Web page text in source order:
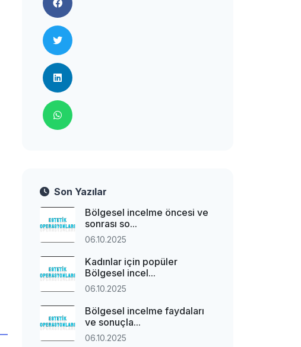
Son Yazılar
Bölgesel incelme öncesi ve
sonrası so...
06.10.2025
Kadınlar için popüler
Bölgesel incel...
06.10.2025
Bölgesel incelme faydaları
ve sonuçla...
06.10.2025